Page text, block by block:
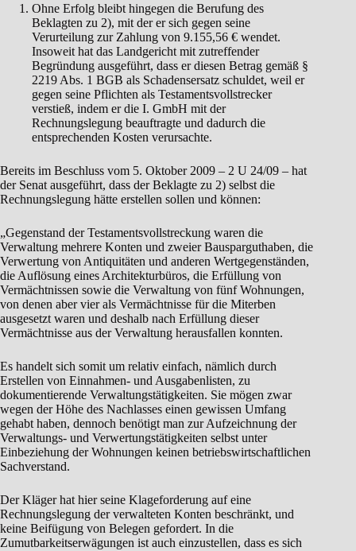
Ohne Erfolg bleibt hingegen die Berufung des
Beklagten zu 2), mit der er sich gegen seine
Verurteilung zur Zahlung von 9.155,56 € wendet.
Insoweit hat das Landgericht mit zutreffender
Begründung ausgeführt, dass er diesen Betrag gemäß §
2219 Abs. 1 BGB als Schadensersatz schuldet, weil er
gegen seine Pflichten als Testamentsvollstrecker
verstieß, indem er die I. GmbH mit der
Rechnungslegung beauftragte und dadurch die
entsprechenden Kosten verursachte.
Bereits im Beschluss vom 5. Oktober 2009 – 2 U 24/09 – hat
der Senat ausgeführt, dass der Beklagte zu 2) selbst die
Rechnungslegung hätte erstellen sollen und können:
„Gegenstand der Testamentsvollstreckung waren die
Verwaltung mehrere Konten und zweier Bausparguthaben, die
Verwertung von Antiquitäten und anderen Wertgegenständen,
die Auflösung eines Architekturbüros, die Erfüllung von
Vermächtnissen sowie die Verwaltung von fünf Wohnungen,
von denen aber vier als Vermächtnisse für die Miterben
ausgesetzt waren und deshalb nach Erfüllung dieser
Vermächtnisse aus der Verwaltung herausfallen konnten.
Es handelt sich somit um relativ einfach, nämlich durch
Erstellen von Einnahmen- und Ausgabenlisten, zu
dokumentierende Verwaltungstätigkeiten. Sie mögen zwar
wegen der Höhe des Nachlasses einen gewissen Umfang
gehabt haben, dennoch benötigt man zur Aufzeichnung der
Verwaltungs- und Verwertungstätigkeiten selbst unter
Einbeziehung der Wohnungen keinen betriebswirtschaftlichen
Sachverstand.
Der Kläger hat hier seine Klageforderung auf eine
Rechnungslegung der verwalteten Konten beschränkt, und
keine Beifügung von Belegen gefordert. In die
Zumutbarkeitserwägungen ist auch einzustellen, dass es sich